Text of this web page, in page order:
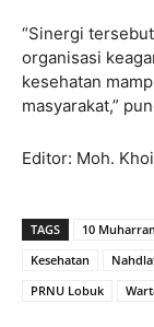
“Sinergi
organisasi
kesehatan
masyarakat,”
Editor: Moh.
TAGS 10
Kesehatan
PRNU Lobuk